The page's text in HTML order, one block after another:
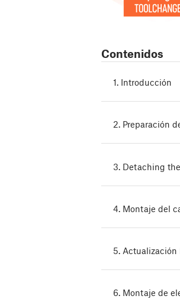
Contenidos
1. Introducción
2. Preparación
3. Detaching
4. Montaje del
5. Actualización
6. Montaje de